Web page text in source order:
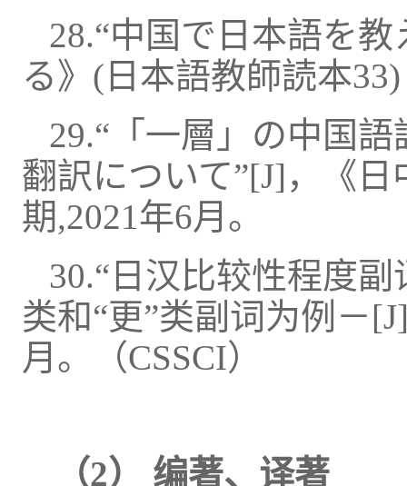
28.“中国で日本語を教
る》(日本語教師読本33)
29.“ 「一層」の中国
翻訳について”[J] ，《日
期,2021年6月。
30.“ 日汉比较性程度
类和“更”类副词为例－[J
月。（CSSCI）
（2） 编著、译著